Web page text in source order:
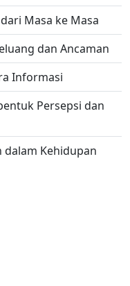
Masa ke Masa
dan Ancaman
Informasi
Persepsi dan
Kehidupan